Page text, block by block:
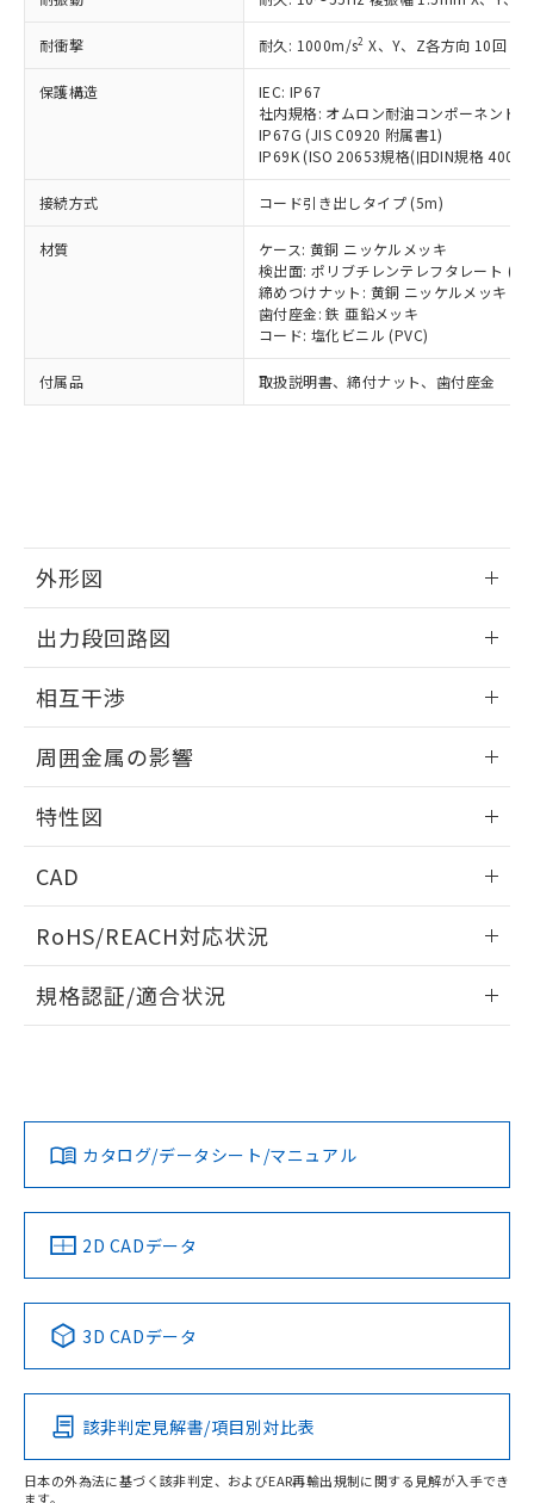
耐衝撃 耐久: 1000m/s2 X、Y、Z各方向 10回
保護構造
IEC: IP67
社内規格: オムロン耐油コンポーネント
IP67G (JIS C0920 附属書1)
IP69K (ISO 20653規格(旧DIN規格
接続方式 コード引き出しタイプ (5m)
材質
ケース: 黄銅 ニッケルメッキ
検出面: ポリブチレンテレフタレート
締めつけナット: 黄銅 ニッケルメッキ
歯付座金: 鉄 亜鉛メッキ
コード: 塩化ビニル (PVC)
付属品 取扱説明書、締付ナット、歯付座金
外形図
外形図
出力段回路図
出力段回路図
タイムチャート
相互干渉
相互干渉
A: 300mm以上、B: 200mm以上
周囲金属の影響
周囲金属の影響
以上、n: 90mm以上
特性図
検出物体の大きさと材質による影響
CAD
ドすることができます。
ログイン/会員登録
ダウンロードデータをご利用いただく前に、以下を必ずお読
みください。
ソフトウェアの使用条件
RoHS/REACH対応状況
EU RoHS 注意事項・凡例
対応済み
中国 RoHS 注意事項・凡例
Pb Hg Cd Cr(VI)
O
規格認証/適合状況
LR型式承認
（イギリス
船舶規格）
DNV型式承認
（ノルウェー
BV型式承認
（フランス
KR型式
（韓国
No No No No
この製品の規格認証/適合状況ページへ
その他の認証はこちらのページからご検索ください
カタログ/データシート/マニュアル
2D CADデータ
3D CADデータ
該非判定見解書/項目別対比表
日本の外為法に基づく該非判定、およびEAR再輸出規制に関する見解が入手でき
ます。
タに基づき作成されるものであり、閲
覧された時点での実際の在庫および標
準価格とは異なる場合があることをご
了承ください。
正式な納期状況および標準価格はお客
様のお取引先、またはお客様担当のオ
ムロン制御機器販売店・当社販売員に
ご相談ください。
オムロン制御機器販売店や当社販売拠
販売ネットワーク
」をご確認
在庫状況および標準価格結果を当社の
事前の承諾なく第三者に漏洩または開
示しないようお願いします。
マイパーツ機能（部品リスト作成サー
ビス）をご利用いただくには、I-Web
メンバーズにご登録されている必要が
※当社の共同利用者とは、"個人情報
の共同利用に関して"
用者の範囲」に記載されている法人を
鉛(Pb) 1000ppm以下、 水銀(Hg) 1000ppm以下、 カド
ミウム(Cd) 100ppm以下、
六価クロム(Cr(Ⅵ)) 1000ppm以下、ポリ臭化ビフェニル
類(PBB) 1000ppm以下、ポリ臭化ジフェニルエーテル類
(PBDE) 1000ppm以下、フタル酸ビス(2-エチルヘキシ
ル) (DEHP)(別名：DOP) 1000ppm以下、フタル酸ブチ
ルベンジル（BBP） 1000ppm以下、フタル酸ジブチル
（DBP） 1000ppm以下、フタル酸ジイソブチル
但し、RoHS指令で産業用監視および制御機器に対する
適用除外項目は除く。
フタル酸エステル類の４物質については閾値を超える意
図的な使用がないことを確認しています。
部品在庫の切り替え状況などにより、予定
月が前後することがあります。
とができます。
EU RoHS指令（10物質）の非含有証明書
51物質の非含有証明書（当社基準）
※本証明書は発行日時点で非含有を証明す
ものではありません。
また、RoHS指令のフタル酸エステル類４
物質の対応では、対応完了までの期間は出
欄に対応日を記載しておりました。
既に当社にて対応品への在庫切替を完了
していることから、特段のことがない限
す。
*中国RoHS10物質の基準値 (GB/T26572)：
Pb(鉛) :1000ppm、 Hg(水銀) : 1000ppm、 Cd(カドミウ
Cr(Ⅵ)(六価クロム) : 1000ppm、 PBBs(ポリ臭化ビフェ
ニル類) : 1000ppm、 PBDEs(ポリ臭化ジフェニルエーテ
DBP(フタル酸ジブチル) : 1000ppm、 DIBP(フタル酸ジ
イソブチル) : 1000ppm、 BBP(フタル酸ブチルベンジ
DEHP(フタル酸ビス(2-エチルヘキシル)) : 1000ppm
※2 環境保護使用期限
「ｅ」：有害物質（10物質）のすべてが基
準値以下であることを示します。
「10」：通常の使用状況下において有害物
質が外部に漏えいし、環境に深刻な影響を
及ぼさない年数を意味します。
または国外への提供する場合は、日本
国政府の輸出許可(または役務取引許
可)を取得するなどの必要な手続きを
当社は規制貨物を破棄する場合は、完
全に破砕するなど、違法に輸出されな
いよう必要な手段を講じます。
当社は貴社製品を、核兵器、ミサイ
ル、化学兵器、生物兵器またはその他
武器並びにこれらの製造装置等に一切
使用いたしません。
当社は、貴社製品を第三者に販売する
場合は、上記1、2および3の内容を当
該第三者に通知します。また当社は、
販売先および販売に係わる関係者が違
法に輸出するおそれがある場合は、取
り引きをいたしません。
一定数以上の在庫あり
一定数には満たないが在庫あり
在庫なし(最新の在庫状況につ
いては、お客様のお取引先、ま
たはお客様担当のオムロン制御
機器販売店・当社販売員にご確
認ください)
受注生産機種、また在庫状況の
情報を公開していない機種